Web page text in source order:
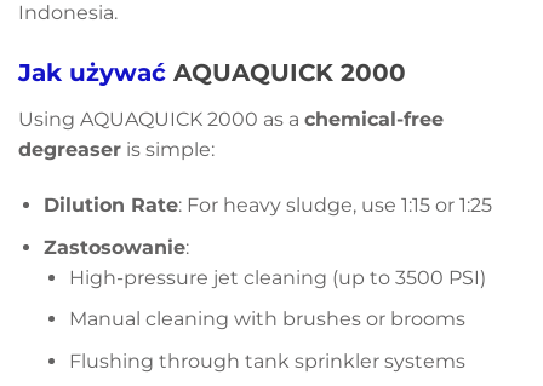
Indonesia.
Jak używać AQUAQUICK 2000
Using AQUAQUICK 2000 as a chemical-free
degreaser is simple:
Dilution Rate: For heavy sludge, use 1:15 or 1:25
Zastosowanie:
High-pressure jet cleaning (up to 3500 PSI)
Manual cleaning with brushes or brooms
Flushing through tank sprinkler systems